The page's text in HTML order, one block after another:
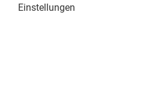
Einstellungen